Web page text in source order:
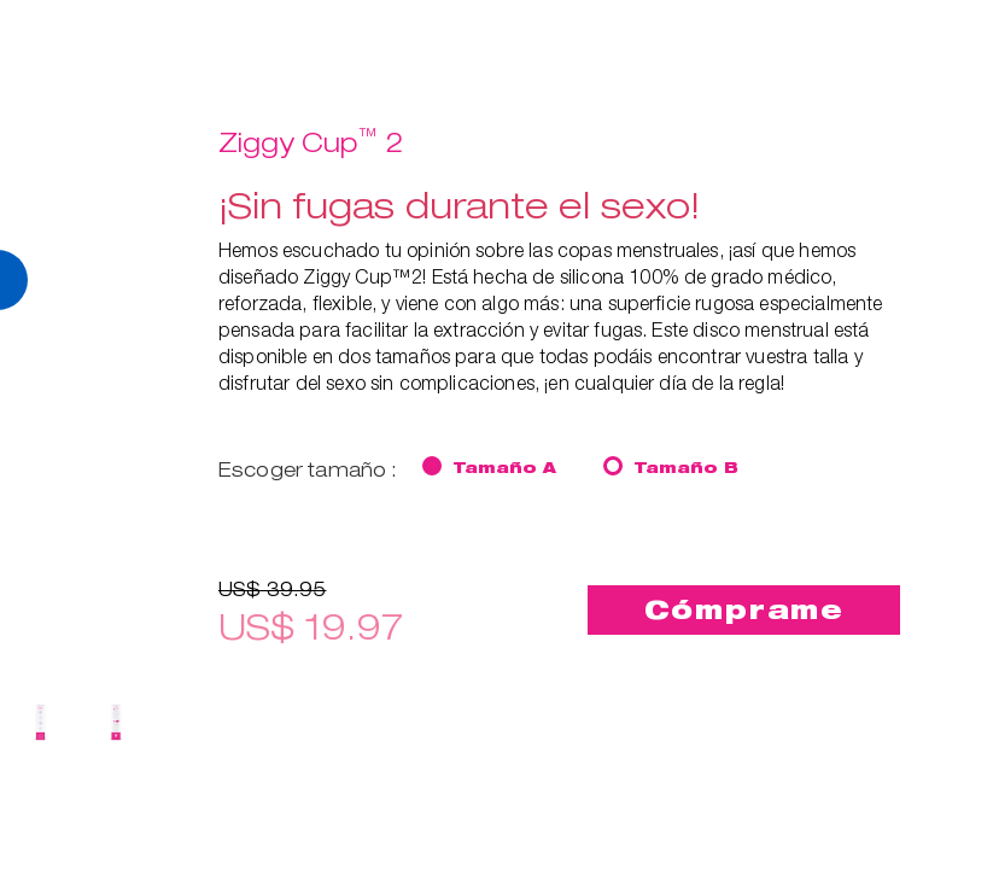
Ziggy Cup™ 2
¡Sin fugas durante el sexo!
Hemos escuchado tu opinión sobre las copas menstruales, ¡así que hemos
diseñado Ziggy Cup™2! Está hecha de silicona 100% de grado médico,
reforzada, flexible, y viene con algo más: una superficie rugosa especialmente
pensada para facilitar la extracción y evitar fugas. Este disco menstrual está
disponible en dos tamaños para que todas podáis encontrar vuestra talla y
disfrutar del sexo sin complicaciones, ¡en cualquier día de la regla!
Escoger tamaño : Tamaño A Tamaño B
US$ 39.95
US$ 19.97